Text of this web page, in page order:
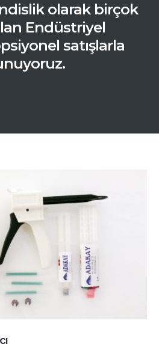
olarak birçok
Endüstriyel
satışlarla